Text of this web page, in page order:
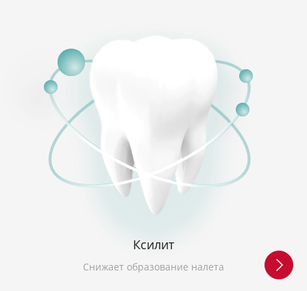
Ксилит
Снижает образование налета